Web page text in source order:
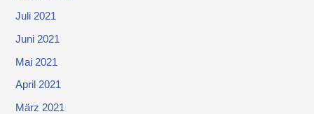
Juli 2021
Juni 2021
Mai 2021
April 2021
März 2021